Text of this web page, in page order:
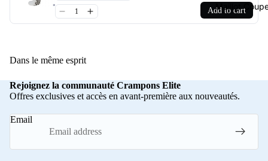
Maillot
Add to cart
Dans le même esprit
Rejoignez la communauté Crampons Elite
Offres exclusives et accès en avant-première aux nouveautés.
Email